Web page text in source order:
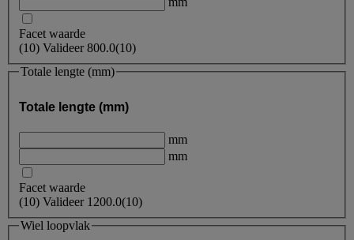
Facet waarde
(10) Valideer800.0(10)
Totale lengte (mm)
Totale lengte (mm)
mm
mm
Facet waarde
(10) Valideer 1200.0(10)
Wiel loopvlak